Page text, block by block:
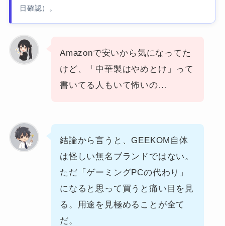
日確認）。
Amazonで安いから気になってた
けど、「中華製はやめとけ」って
書いてる人もいて怖いの…
結論から言うと、GEEKOM自体
は怪しい無名ブランドではない。
ただ「ゲーミングPCの代わり」
になると思って買うと痛い目を見
る。用途を見極めることが全て
だ。